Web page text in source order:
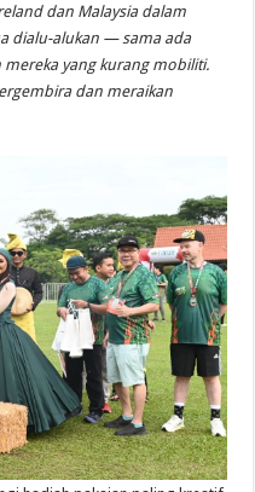
dan Malaysia dalam
dialu-alukan — sama ada
yang kurang mobiliti.
dan meraikan